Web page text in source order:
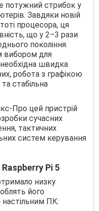
потужний стрибок у
Завдяки новій
процесора, ця
що у 2–3 рази
покоління.
вибором для
необхідна швидка
робота з графікою
стабільна
Про цей пристрій
сучасних
тактичних
систем керування
Pi 5
низку
його
ПК: